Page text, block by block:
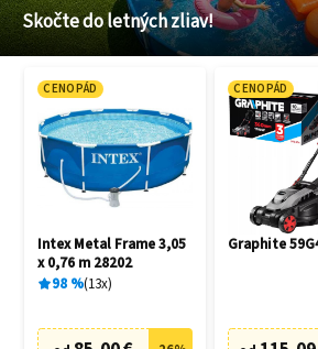
Skočte do letných zliav!
CENOPÁD
Intex Metal Frame 3,05
x 0,76 m 28202
98% 13x
CENOPÁD
Graphite